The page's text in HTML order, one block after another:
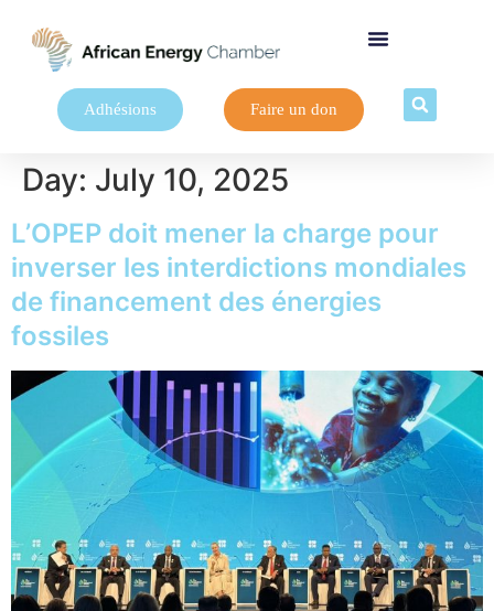
Adhésions Faire un don
Day: July 10, 2025
L’OPEP doit mener la charge pour
inverser les interdictions mondiales
de financement des énergies
fossiles